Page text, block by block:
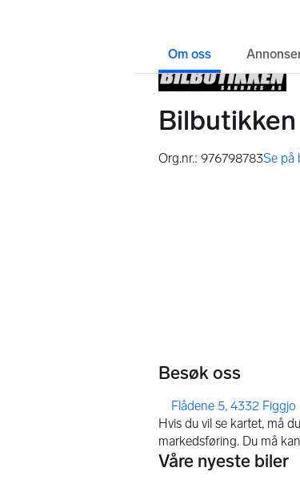
Om oss
Org.nr.: 976798783Se på
,
Besøk oss
Flådene 5, 4332 Figgjo
Våre nyeste biler